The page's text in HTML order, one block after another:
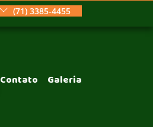
(71) 3385-4455
Contato Galeria